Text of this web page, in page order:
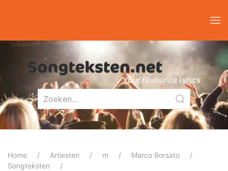
Home Artiesten m
Marco Borsato
Songteksten